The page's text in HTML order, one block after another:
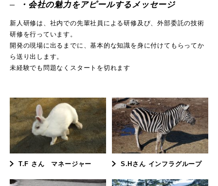
・会社の魅力をアピールするメッセージ
新人研修は、社内での先輩社員による研修及び、外部委託の技術
研修を行っています。
開発の現場に出るまでに、基本的な知識を身に付けてもらってか
ら送り出します。
未経験でも問題なくスタートを切れます
T.F さん マネージャー S.Hさん インフラグループ